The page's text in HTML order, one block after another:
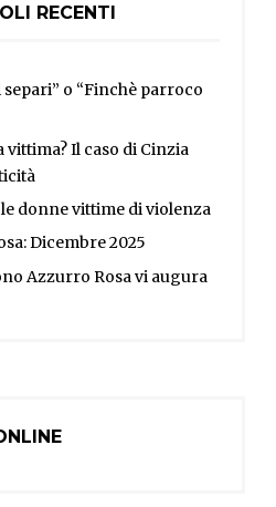
RECENTI
o “Finchè parroco
vittima? Il caso di Cinzia
donne vittime di violenza
Dicembre 2025
Azzurro Rosa vi augura